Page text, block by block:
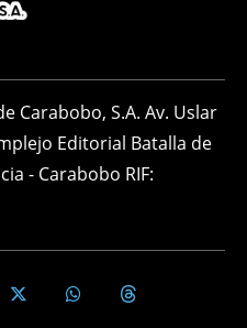
Carabobo, S.A. Av. Uslar
Editorial Batalla de
- Carabobo RIF: